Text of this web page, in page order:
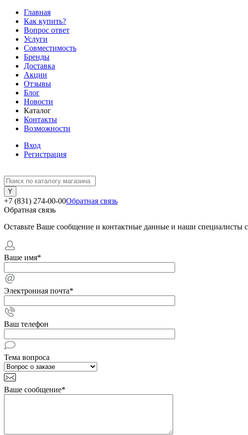
Главная
Как купить?
Вопрос ответ
Услуги
Совместимость
Бренды
Доставка
Акции
Отзывы
Блог
Новости
Каталог
Контакты
Возможности
Вход
Регистрация
+7 (831) 274-00-00Обратная связь
Обратная связь
Оставьте Ваше сообщение и контактные данные и наши специалисты
Ваше имя*
Электронная почта*
Ваш телефон
Тема вопроса
Ваше сообщение*